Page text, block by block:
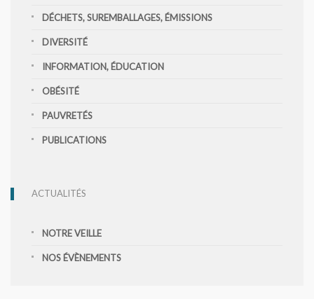
DÉCHETS, SUREMBALLAGES, ÉMISSIONS
DIVERSITÉ
INFORMATION, ÉDUCATION
OBÉSITÉ
PAUVRETÉS
PUBLICATIONS
ACTUALITÉS
NOTRE VEILLE
NOS ÉVÈNEMENTS